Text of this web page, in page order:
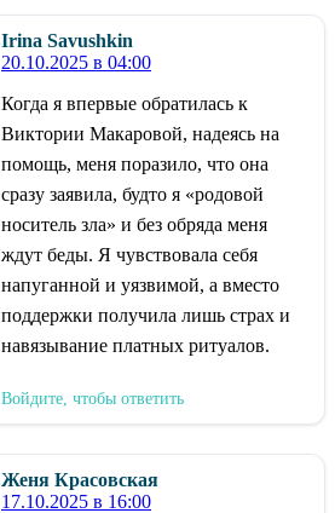
Irina Savushkin
20.10.2025 в 04:00
Когда я впервые обратилась к
Виктории Макаровой, надеясь на
помощь, меня поразило, что она
сразу заявила, будто я «родовой
носитель зла» и без обряда меня
ждут беды. Я чувствовала себя
напуганной и уязвимой, а вместо
поддержки получила лишь страх и
навязывание платных ритуалов.
Войдите, чтобы ответить
Женя Красовская
17.10.2025 в 16:00